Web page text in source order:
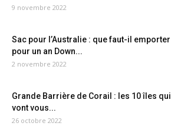
9 novembre 2022
Sac pour l’Australie : que faut-il emporter
pour un an Down...
2 novembre 2022
Grande Barrière de Corail : les 10 îles qui
vont vous...
26 octobre 2022